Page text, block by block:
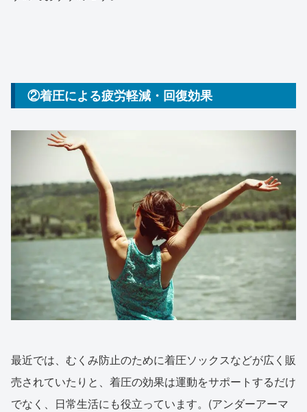
②着圧による疲労軽減・回復効果
最近では、むくみ防止のために着圧ソックスなどが広く販
売されていたりと、着圧の効果は運動をサポートするだけ
でなく、日常生活にも役立っています。(アンダーアーマ